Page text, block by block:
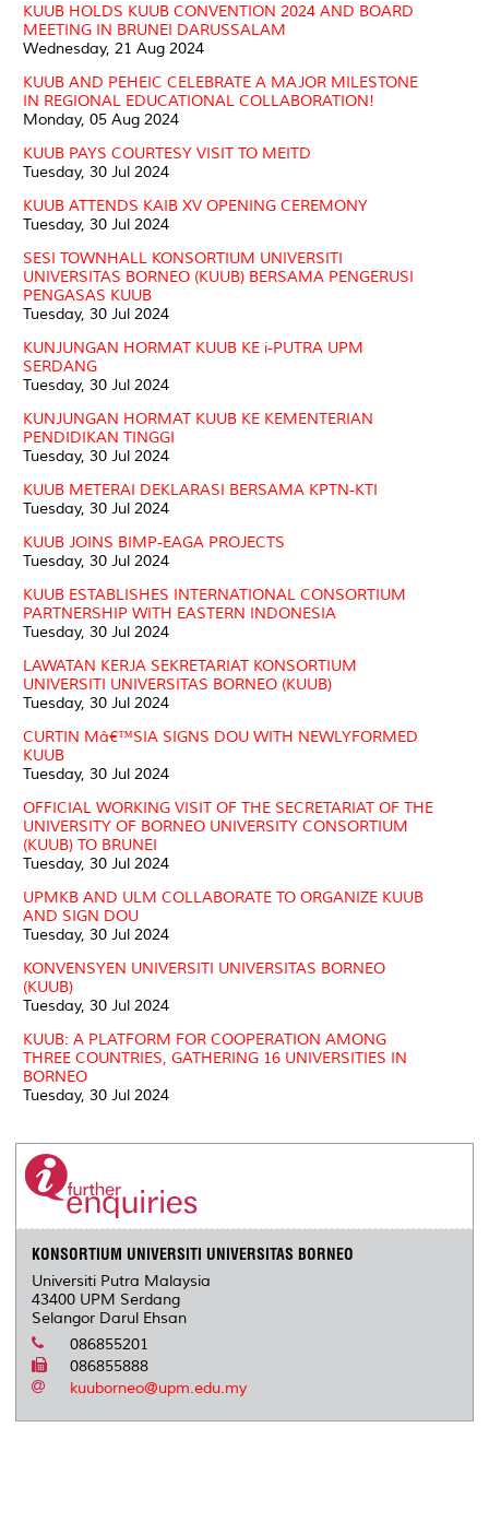
KUUB HOLDS KUUB CONVENTION 2024 AND BOARD
MEETING IN BRUNEI DARUSSALAM
Wednesday, 21 Aug 2024
KUUB AND PEHEIC CELEBRATE A MAJOR MILESTONE
IN REGIONAL EDUCATIONAL COLLABORATION!
Monday, 05 Aug 2024
KUUB PAYS COURTESY VISIT TO MEITD
Tuesday, 30 Jul 2024
KUUB ATTENDS KAIB XV OPENING CEREMONY
Tuesday, 30 Jul 2024
SESI TOWNHALL KONSORTIUM UNIVERSITI
UNIVERSITAS BORNEO (KUUB) BERSAMA PENGERUSI
PENGASAS KUUB
Tuesday, 30 Jul 2024
KUNJUNGAN HORMAT KUUB KE i-PUTRA UPM
SERDANG
Tuesday, 30 Jul 2024
KUNJUNGAN HORMAT KUUB KE KEMENTERIAN
PENDIDIKAN TINGGI
Tuesday, 30 Jul 2024
KUUB METERAI DEKLARASI BERSAMA KPTN-KTI
Tuesday, 30 Jul 2024
KUUB JOINS BIMP-EAGA PROJECTS
Tuesday, 30 Jul 2024
KUUB ESTABLISHES INTERNATIONAL CONSORTIUM
PARTNERSHIP WITH EASTERN INDONESIA
Tuesday, 30 Jul 2024
LAWATAN KERJA SEKRETARIAT KONSORTIUM
UNIVERSITI UNIVERSITAS BORNEO (KUUB)
Tuesday, 30 Jul 2024
CURTIN Mâ€™SIA SIGNS DOU WITH NEWLYFORMED
KUUB
Tuesday, 30 Jul 2024
OFFICIAL WORKING VISIT OF THE SECRETARIAT OF THE
UNIVERSITY OF BORNEO UNIVERSITY CONSORTIUM
(KUUB) TO BRUNEI
Tuesday, 30 Jul 2024
UPMKB AND ULM COLLABORATE TO ORGANIZE KUUB
AND SIGN DOU
Tuesday, 30 Jul 2024
KONVENSYEN UNIVERSITI UNIVERSITAS BORNEO
(KUUB)
Tuesday, 30 Jul 2024
KUUB: A PLATFORM FOR COOPERATION AMONG
THREE COUNTRIES, GATHERING 16 UNIVERSITIES IN
BORNEO
Tuesday, 30 Jul 2024
KONSORTIUM UNIVERSITI UNIVERSITAS BORNEO
Universiti Putra Malaysia
43400 UPM Serdang
Selangor Darul Ehsan
086855201
086855888
kuuborneo@upm.edu.my